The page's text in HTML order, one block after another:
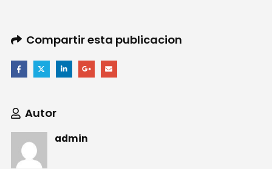
Compartir esta publicacion
Autor
admin